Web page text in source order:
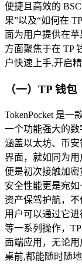
便捷且高效的
果”以及“如何在
面为用户提供在
方面聚焦于在 TP
户快速上手,开启
（一）TP 钱包
TokenPocket 是一
一个功能强大的数
涵盖以太坊、币
界面，就如同为
便是初次接触加
安全性能更是宛
资产保驾护航，不
用户可以通过它
等一系列操作，
面端应用，无论
桌前,都能随时随